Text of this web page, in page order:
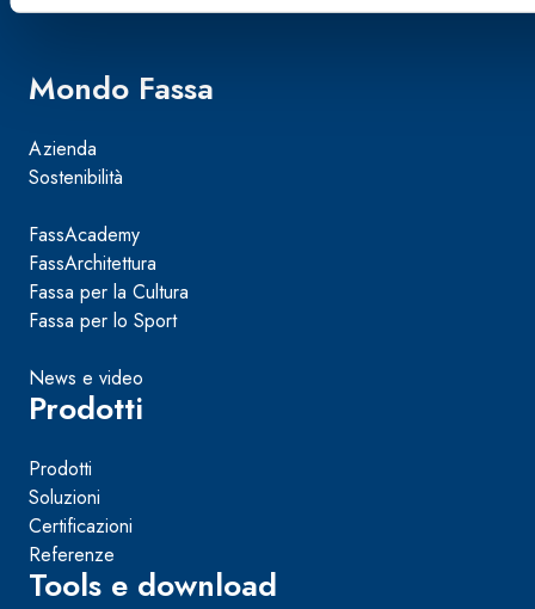
Mondo Fassa
Azienda
Sostenibilità
FassAcademy
FassArchitettura
Fassa per la Cultura
Fassa per lo Sport
News e video
Prodotti
Prodotti
Soluzioni
Certificazioni
Referenze
Tools e download